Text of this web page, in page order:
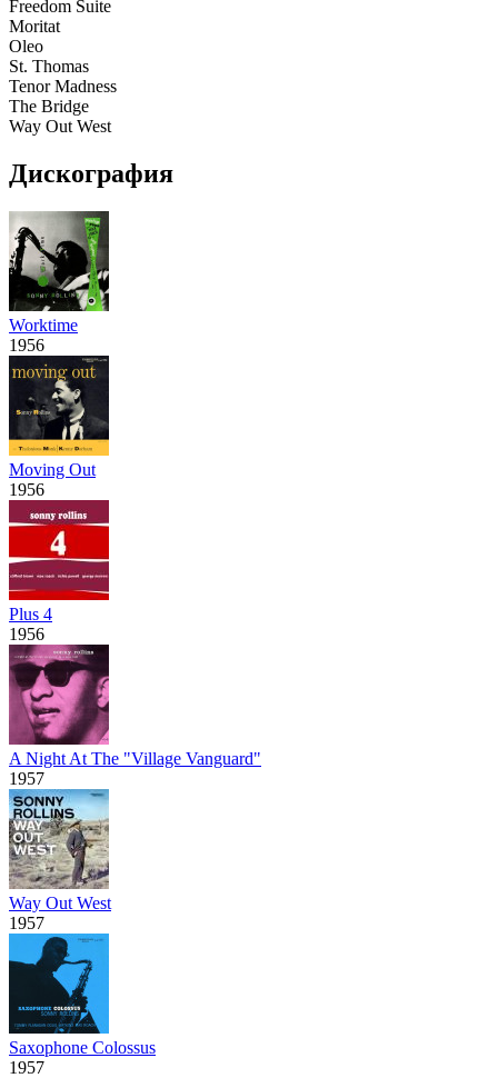
Freedom Suite
Moritat
Oleo
St. Thomas
Tenor Madness
The Bridge
Way Out West
Дискография
Worktime
1956
Moving Out
1956
Plus 4
1956
A Night At The "Village Vanguard"
1957
Way Out West
1957
Saxophone Colossus
1957